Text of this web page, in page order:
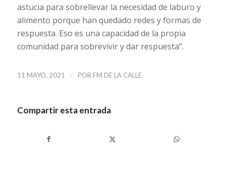
astucia para sobrellevar la necesidad de laburo y
alimento porque han quedado redes y formas de
respuesta. Eso es una capacidad de la propia
comunidad para sobrevivir y dar respuesta”.
11 MAYO, 2021 / POR FM DE LA CALLE
Compartir esta entrada